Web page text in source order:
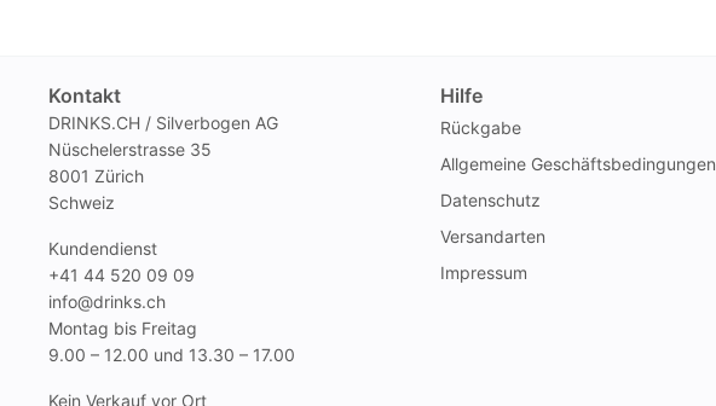
Kontakt
DRINKS.CH / Silverbogen AG
Nüschelerstrasse 35
8001 Zürich
Schweiz
Kundendienst
+41 44 520 09 09
info@drinks.ch
Montag bis Freitag
9.00 – 12.00 und 13.30 – 17.00
Kein Verkauf vor Ort
Hilfe
Rückgabe
Allgemeine Geschäftsbedingungen
Datenschutz
Versandarten
Impressum